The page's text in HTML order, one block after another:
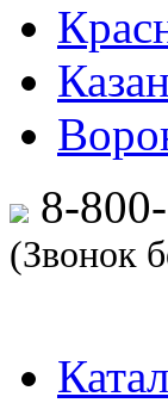
8-
(Звонок